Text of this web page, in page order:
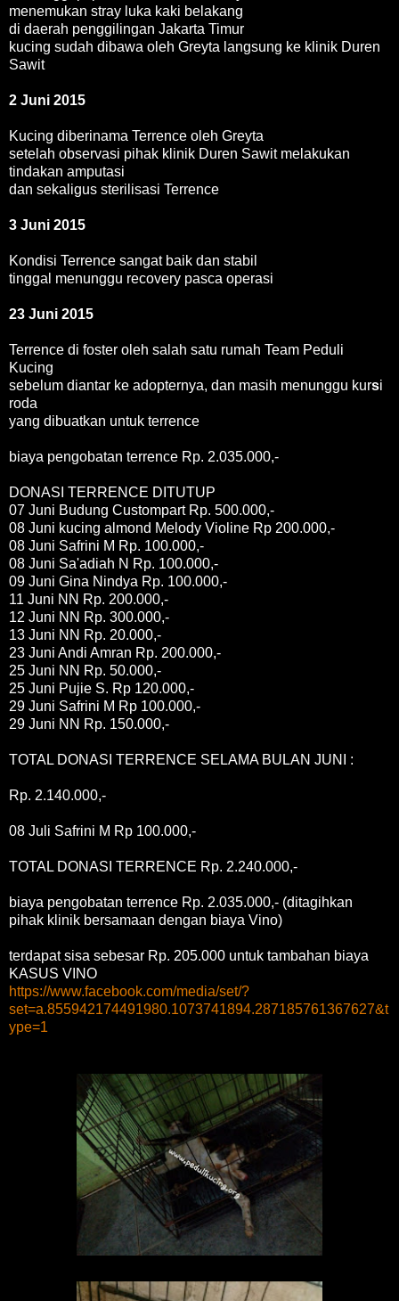
menemukan stray luka kaki belakang
di daerah penggilingan Jakarta Timur
kucing sudah dibawa oleh Greyta langsung ke klinik Duren
Sawit
2 Juni 2015
Kucing diberinama Terrence oleh Greyta
setelah observasi pihak klinik Duren Sawit melakukan
tindakan amputasi
dan sekaligus sterilisasi Terrence
3 Juni 2015
Kondisi Terrence sangat baik dan stabil
tinggal menunggu recovery pasca operasi
23 Juni 2015
Terrence di foster oleh salah satu rumah Team Peduli
Kucing
sebelum diantar ke adopternya, dan masih menunggu kursi
roda
yang dibuatkan untuk terrence
biaya pengobatan terrence Rp. 2.035.000,-
DONASI TERRENCE DITUTUP
07 Juni Budung Custompart Rp. 500.000,-
08 Juni kucing almond Melody Violine Rp 200.000,-
08 Juni Safrini M Rp. 100.000,-
08 Juni Sa'adiah N Rp. 100.000,-
09 Juni Gina Nindya Rp. 100.000,-
11 Juni NN Rp. 200.000,-
12 Juni NN Rp. 300.000,-
13 Juni NN Rp. 20.000,-
23 Juni Andi Amran Rp. 200.000,-
25 Juni NN Rp. 50.000,-
25 Juni Pujie S. Rp 120.000,-
29 Juni Safrini M Rp 100.000,-
29 Juni NN Rp. 150.000,-
TOTAL DONASI TERRENCE SELAMA BULAN JUNI :
Rp. 2.140.000,-
08 Juli Safrini M Rp 100.000,-
TOTAL DONASI TERRENCE Rp. 2.240.000,-
biaya pengobatan terrence Rp. 2.035.000,- (ditagihkan
pihak klinik bersamaan dengan biaya Vino)
terdapat sisa sebesar Rp. 205.000 untuk tambahan biaya
KASUS VINO
https://www.facebook.com/media/set/?
set=a.855942174491980.1073741894.287185761367627&t
ype=1